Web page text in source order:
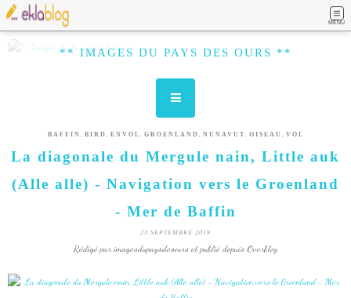
MENU
** IMAGES DU PAYS DES OURS **
BAFFIN , BIRD , ENVOL , GROENLAND , NUNAVUT, OISEAU , VOL
La diagonale du Mergule nain, Little auk
(Alle alle) - Navigation vers le Groenland
- Mer de Baffin
23 SEPTEMBRE 2019
Rédigé par imagesdupaysdesours et publié depuis Overblog